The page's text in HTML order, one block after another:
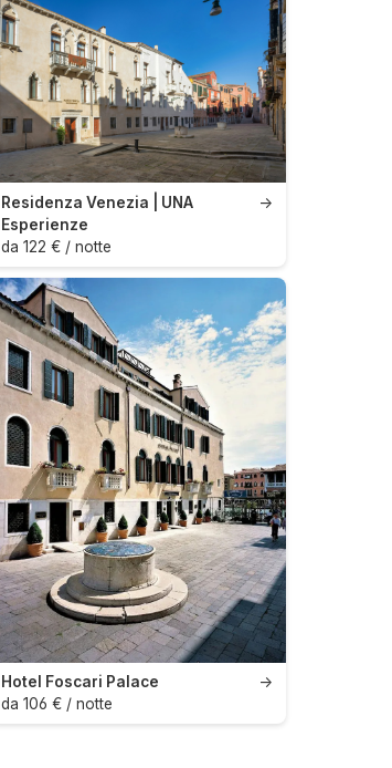
→
Residenza Venezia | UNA
Esperienze
da 122 € / notte
→
Hotel Foscari Palace
da 106 € / notte